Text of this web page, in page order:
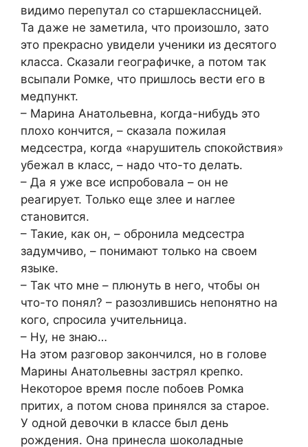
видимо перепутал со старшеклассницей.
Та даже не заметила, что произошло, зато
это прекрасно увидели ученики из десятого
класса. Сказали географичке, а потом так
всыпали Ромке, что пришлось вести его в
медпункт.
– Марина Анатольевна, когда-нибудь это
плохо кончится, – сказала пожилая
медсестра, когда «нарушитель спокойствия»
убежал в класс, – надо что-то делать.
– Да я уже все испробовала – он не
реагирует. Только еще злее и наглее
становится.
– Такие, как он, – обронила медсестра
задумчиво, – понимают только на своем
языке.
– Так что мне – плюнуть в него, чтобы он
что-то понял? – разозлившись непонятно на
кого, спросила учительница.
– Ну, не знаю…
На этом разговор закончился, но в голове
Марины Анатольевны застрял крепко.
Некоторое время после побоев Ромка
притих, а потом снова принялся за старое.
У одной девочки в классе был день
рождения. Она принесла шоколадные